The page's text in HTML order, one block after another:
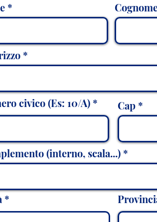
civico (Es: 10/A) Cap
(interno, scala...)